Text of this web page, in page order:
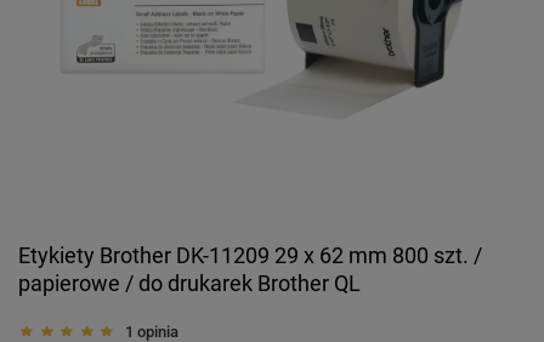
Etykiety Brother DK-11209 29 x 62 mm 800 szt. /
papierowe / do drukarek Brother QL
1 opinia